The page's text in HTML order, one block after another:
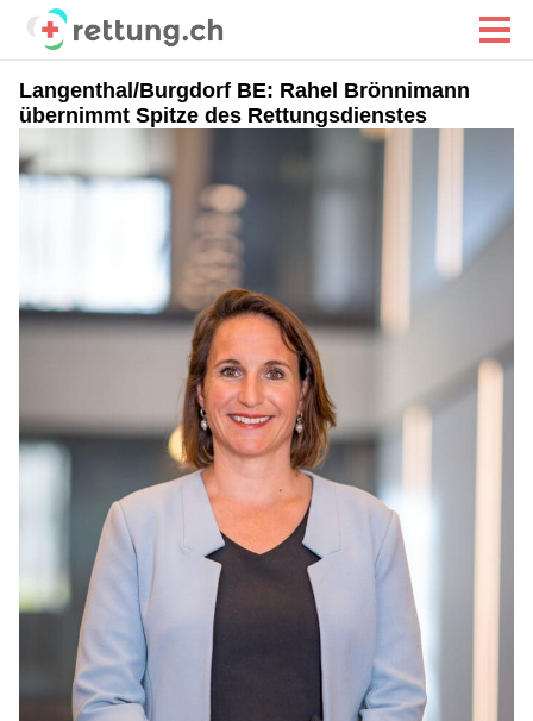
Langenthal/Burgdorf BE: Rahel Brönnimann
übernimmt Spitze des Rettungsdienstes